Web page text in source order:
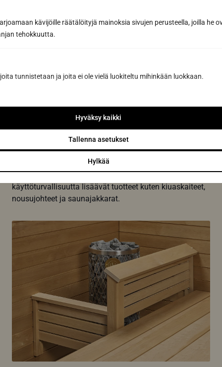
kävijöille räätälöityjä mainoksia sivujen perusteella, joilla he
tehokkuutta.
tunnistetaan ja joita ei ole vielä luokiteltu mihinkään luokkaan.
Hylkää
Tallenna asetukset
Hyväksy kaikki
kiuaskuidun.
Turvallisuustuotteet
Meiltä löydät myös laudemallistoihin sopivat
käyttöturvallisuutta lisäävät tuotteet kuten kiuaskaiteet,
nousujohteet ja saunajakkarat.